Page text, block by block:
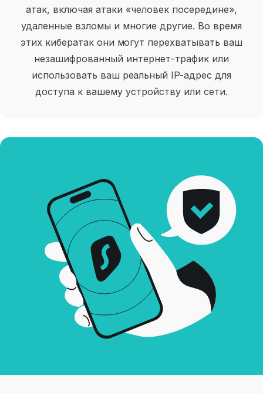
атак, включая атаки «человек посередине»,
удаленные взломы и многие другие. Во время
этих кибератак они могут перехватывать ваш
незашифрованный интернет-трафик или
использовать ваш реальный IP-адрес для
доступа к вашему устройству или сети.